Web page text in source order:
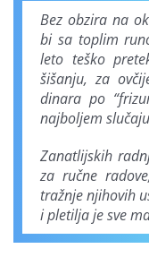
Bez obzira na
bi sa toplim
leto teško
šišanju, za
dinara po
najboljem
Zanatlijskih
za ručne
tražnje njihovih
i pletilja je sve